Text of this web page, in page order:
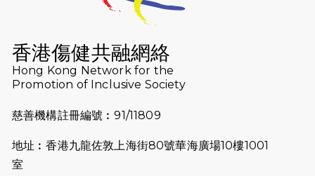
猛龍長跑隊恆常練習 - 7月16日
2026-07-10
【猛龍戈壁118公里分享暨香港傷健共
融網絡15周年晚宴】
2026-07-09
猛龍長跑隊恆常練習 - 7月9日（19:00
2026-07-02
香港傷健共融網絡
Hong Kong Network for the
Promotion of Inclusive Society
慈善機構註冊編號︰91/11809
地址︰香港九龍佐敦上海街80號華海廣場10樓1001
室